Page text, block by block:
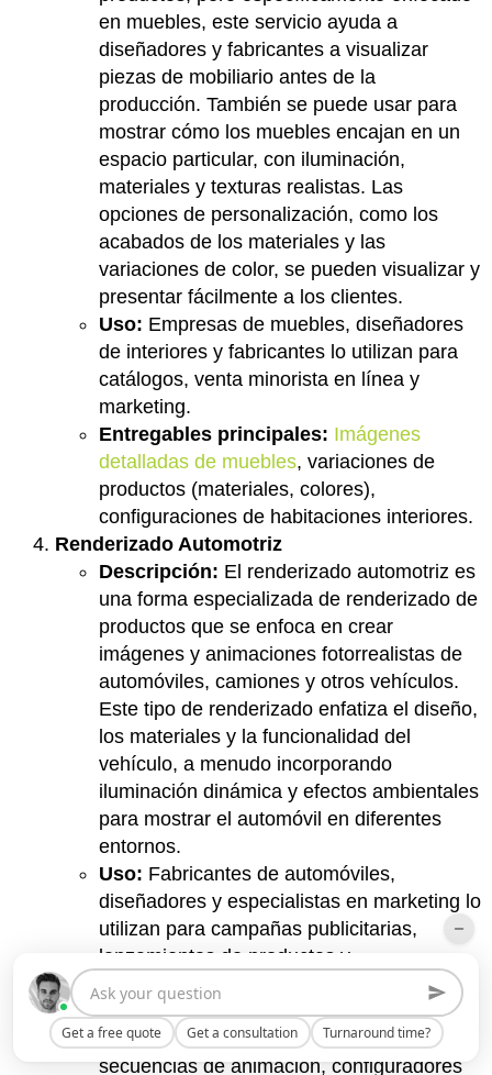
en muebles, este servicio ayuda a
diseñadores y fabricantes a visualizar
piezas de mobiliario antes de la
producción. También se puede usar para
mostrar cómo los muebles encajan en un
espacio particular, con iluminación,
materiales y texturas realistas. Las
opciones de personalización, como los
acabados de los materiales y las
variaciones de color, se pueden visualizar y
presentar fácilmente a los clientes.
Uso: Empresas de muebles, diseñadores
de interiores y fabricantes lo utilizan para
catálogos, venta minorista en línea y
marketing.
Entregables principales: Imágenes
detalladas de muebles, variaciones de
productos (materiales, colores),
configuraciones de habitaciones interiores.
Renderizado Automotriz
Descripción: El renderizado automotriz es
una forma especializada de renderizado de
productos que se enfoca en crear
imágenes y animaciones fotorrealistas de
automóviles, camiones y otros vehículos.
Este tipo de renderizado enfatiza el diseño,
los materiales y la funcionalidad del
vehículo, a menudo incorporando
iluminación dinámica y efectos ambientales
para mostrar el automóvil en diferentes
entornos.
Uso: Fabricantes de automóviles,
diseñadores y especialistas en marketing lo
utilizan para campañas publicitarias,
lanzamientos de productos y
visualizaciones de conceptos.
Entregables principales:Renders
exteriores e interiores de automóviles,
secuencias de animación, configuradores
Get a free quote Get a consultation Turnaround time?